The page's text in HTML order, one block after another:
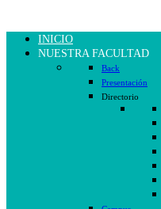
INICIO
NUESTRA FACULTAD
Back
Presentación
Directorio